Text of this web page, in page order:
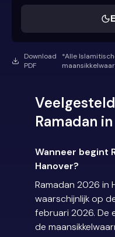
Download
PDF
*Alle
Ramadan
Wanneer begint
Hanover?
Ramadan 2026 in
waarschijnlijk op
februari 2026. De
de